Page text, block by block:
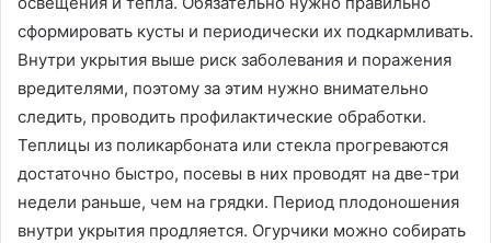
сформировать кусты и периодически их подкармливать.
Внутри укрытия выше риск заболевания и поражения
вредителями, поэтому за этим нужно внимательно
следить, проводить профилактические обработки.
Теплицы из поликарбоната или стекла прогреваются
достаточно быстро, посевы в них проводят на две-три
недели раньше, чем на грядки. Период плодоношения
внутри укрытия продляется. Огурчики можно собирать